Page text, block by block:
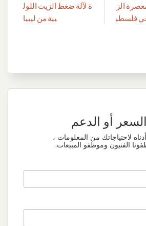
ة لآلة ضغط الزيت اللول
بية من ليبيا
الز
فلسطي
أو الدعم
لاحتياجاتك من المعلومات ،
الفنيون وموظفو المبيعات.